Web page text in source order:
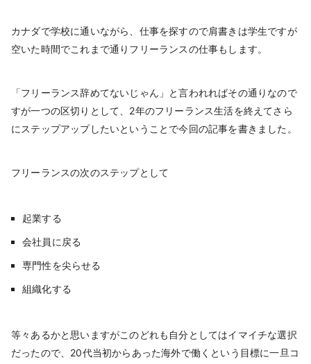
カナダで学校に通いながら、仕事を探すので肩書きは学生ですが
空いた時間でこれまで通りフリーランスの仕事もします。
「フリーランス辞めてないじゃん」と言われればその通りなので
すが一つの区切りとして、2年のフリーランス生活を終えてさら
にステップアップしたいということで今回の記事を書きました。
フリーランスの次のステップとして
起業する
会社員に戻る
専門性を尖らせる
組織化する
等々あるかと思いますがこのどれも自分としてはイマイチな選択
だったので、20代当初からあった海外で働くという目標に一旦コ